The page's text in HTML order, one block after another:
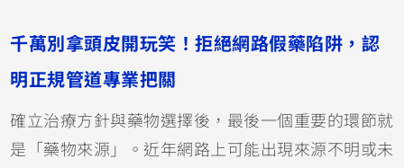
千萬別拿頭皮開玩笑！拒絕網路假藥陷阱，認
明正規管道專業把關
確立治療方針與藥物選擇後，最後一個重要的環節就
是「藥物來源」。近年網路上可能出現來源不明或未